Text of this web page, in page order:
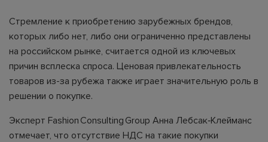
Стремление к приобретению зарубежных брендов,
которых либо нет, либо они ограниченно представлены
на российском рынке, считается одной из ключевых
причин всплеска спроса. Ценовая привлекательность
товаров из-за рубежа также играет значительную роль в
решении о покупке.
Эксперт Fashion Consulting Group Анна Лебсак‑Клейманс
отмечает, что отсутствие НДС на такие покупки